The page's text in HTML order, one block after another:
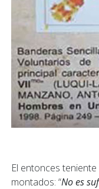
El entonces
montados: “No es